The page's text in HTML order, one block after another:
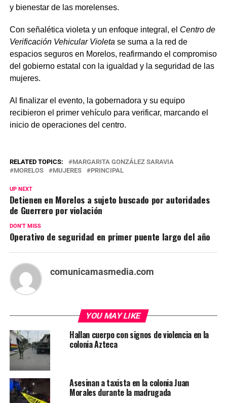
y bienestar de las morelenses.
Con señalética violeta y un enfoque integral, el Centro de
Verificación Vehicular Violeta se suma a la red de
espacios seguros en Morelos, reafirmando el compromiso
del gobierno estatal con la igualdad y la seguridad de las
mujeres.
Al finalizar el evento, la gobernadora y su equipo
recibieron el primer vehículo para verificar, marcando el
inicio de operaciones del centro.
RELATED TOPICS:
MARGARITA GONZÁLEZ SARAVIA
MORELOS
MUJERES PRINCIPAL
UP NEXT
Detienen en Morelos a sujeto buscado por autoridades
de Guerrero por violación
DON'T MISS
Operativo de seguridad en primer puente largo del año
comunicamasmedia.com
YOU MAY LIKE
Hallan cuerpo con signos de violencia en la
colonia Azteca
Asesinan a taxista en la colonia Juan
Morales durante la madrugada